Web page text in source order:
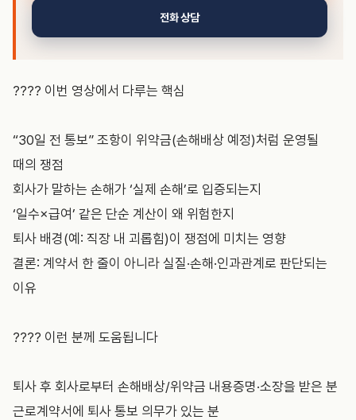
전화 상담
???? 이번 영상에서 다루는 핵심
“30일 전 통보” 조항이 위약금(손해배상 예정)처럼 운영될
때의 쟁점
회사가 말하는 손해가 ‘실제 손해’로 입증되는지
‘일수×급여’ 같은 단순 계산이 왜 위험한지
퇴사 배경(예: 직장 내 괴롭힘)이 쟁점에 미치는 영향
결론: 계약서 한 줄이 아니라 실질·손해·인과관계로 판단되는
이유
???? 이런 분께 도움됩니다
퇴사 후 회사로부터 손해배상/위약금 내용증명·소장을 받은 분
근로계약서에 퇴사 통보 의무가 있는 분